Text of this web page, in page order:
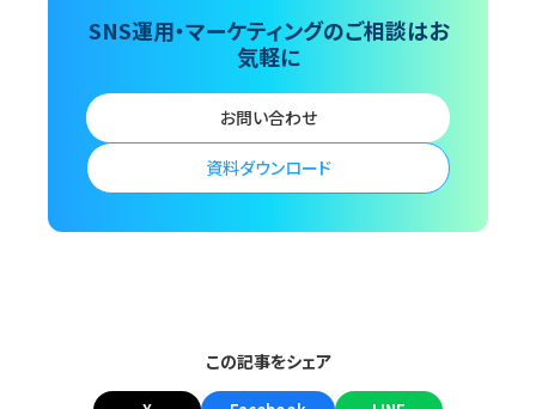
SNS運用・マーケティングのご相談はお
気軽に
お問い合わせ
資料ダウンロード
この記事をシェア